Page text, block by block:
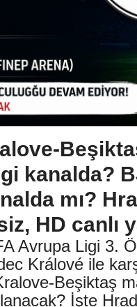
kanalda?
mı?
HD canlı
Avrupa Ligi 3.
Králové ile
Beşiktaş
İşte